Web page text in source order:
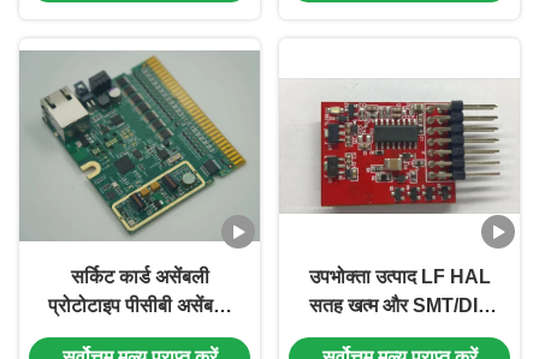
सर्किट कार्ड असेंबली
प्रोटोटाइप पीसीबी असेंबली
गोल्ड फिंगर एंड ईआईएनजी
उपभोक्ता उत्पाद LF HAL
सतह खत्म और SMT/DIP
सेवा के साथ मुद्रित सर्किट